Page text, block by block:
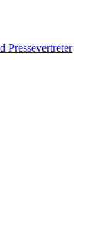
Pressevertreter